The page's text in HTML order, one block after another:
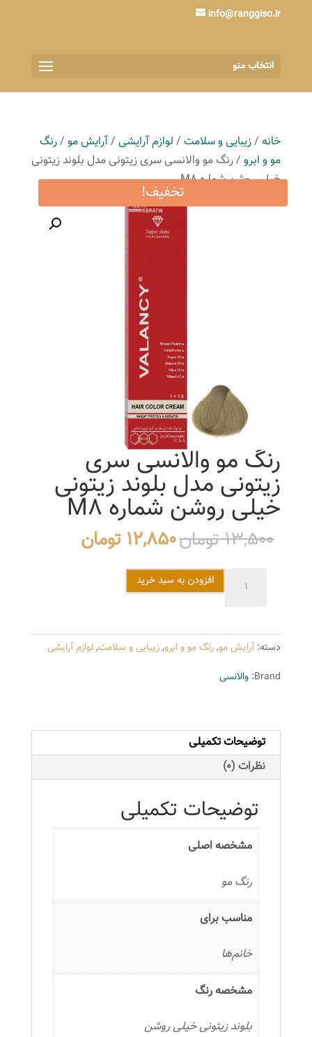
info@ranggiso.ir
انتخاب منو
خانه/زیبایی و سلامت/ لوازم آرایشی/آرایش مو/رنگ
مو و ابرو/ رنگ مو والانسی سری زیتونی مدل بلوند زیتونی
خیلی روشن شماره M8
تخفیف!
رنگ مو والانسی سری
زیتونی مدل بلوند زیتونی
خیلی روشن شماره M8
13,500تومانقیمت
13,500 تومان
بود.
12,850تومانقیمت
سری
زیتونی
مدل
خیلی
روشن
شماره
M8
عدد
افزودن به سبد خرید
دسته:آرایش مو,رنگ مو و ابرو,زیبایی و سلامت,لوازم آرایشی
Brand: والانسی
توضیحات تکمیلی
نظرات (0)
توضیحات تکمیلی
مشخصه اصلی
رنگ مو
مناسب برای
خانم‌ها
مشخصه رنگ
بلوند زیتونی خیلی روشن